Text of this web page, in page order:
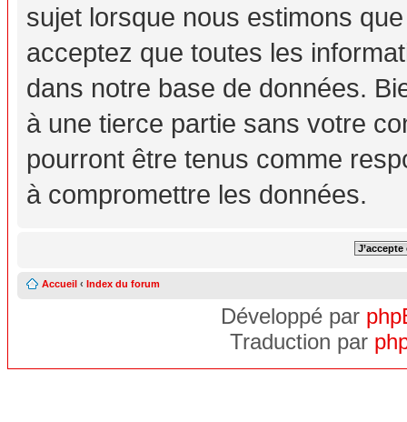
sujet lorsque nous estimons
acceptez que toutes les
dans notre base de données.
à une tierce partie sans votre
pourront être tenus comme
à compromettre les données.
Accueil ‹ Index du forum
Développé par
Traduction par